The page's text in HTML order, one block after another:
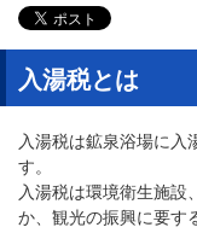
入湯税とは
入湯税は鉱泉浴場に入
す。
入湯税は環境衛生施設
か、観光の振興に要す